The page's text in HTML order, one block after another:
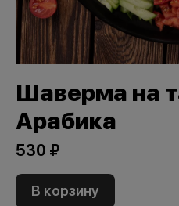
Шаверма на
Арабика
530 ₽
В корзину